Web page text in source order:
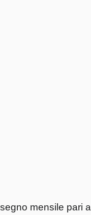
mensile pari a